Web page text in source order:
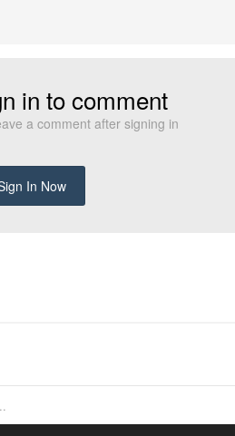
in to comment
a comment after signing in
In Now